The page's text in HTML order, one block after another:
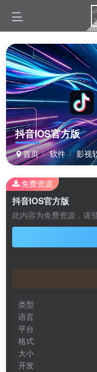
抖音IOS官方版
首页 软件 影视
抖音IOS官方版
此内容为免费资源，请
类型
语言
平台
格式
大小
开发
免费资源
扫码
使用其它方